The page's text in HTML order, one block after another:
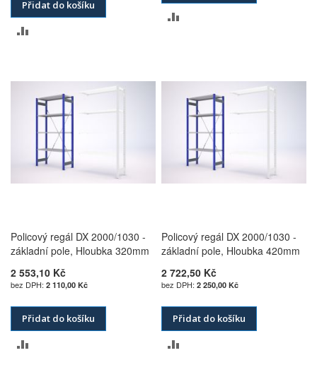
Přidat do košíku
POROVNÁNÍ
Policový regál DX 2000/1030 -
základní pole, Hloubka 320mm
2 553,10 Kč
2 110,00 Kč
Přidat do košíku
Policový regál DX 2000/1030 -
základní pole, Hloubka 420mm
2 722,50 Kč
2 250,00 Kč
Přidat do košíku